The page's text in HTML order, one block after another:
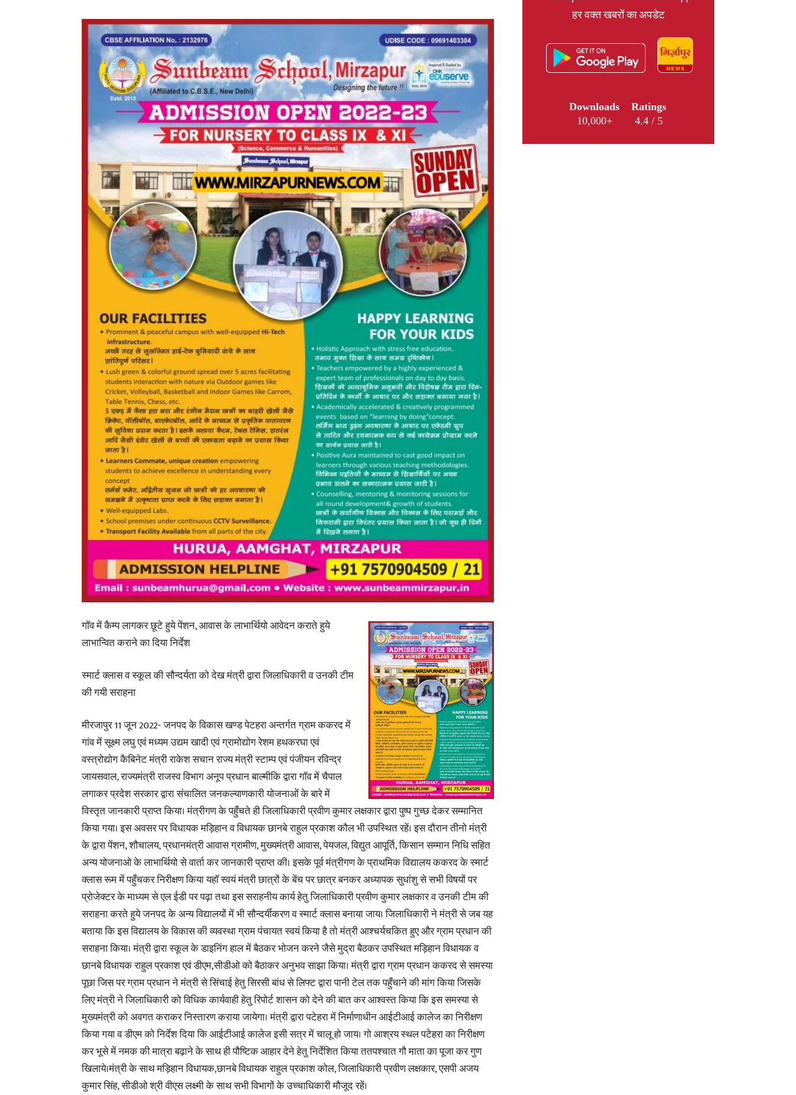
News,
Latest
News
in
Hindi,
Today
Hindi
News
Paper
गाॅव में कैम्प लागकर छूटे हुये पेंशन, आवास के लाभार्थियो आवेदन कराते हुये
लाभान्वित कराने का दिया निर्देश
स्मार्ट क्लास व स्कूल की सौन्दर्यता को देख मंत्री द्वारा जिलाधिकारी व उनकी टीम
की गयी सराहना
मीरजापुर 11 जून 2022- जनपद के विकास खण्ड पेटहरा अन्तर्गत ग्राम ककरद में
गांव में सूक्ष्म लघु एवं मध्यम उद्यम खादी एवं ग्रामोद्योग रेशम हथकरघा एवं
वस्त्रोद्योग कैबिनेट मंत्री राकेश सचान राज्य मंत्री स्टाम्प एवं पंजीयन रविन्द्र
जायसवाल, राज्यमंत्री राजस्व विभाग अनूप प्रधान बाल्मीकि द्वारा गाॅव में चैपाल
लगाकर प्रदेश सरकार द्वारा संचालित जनकल्याणकारी योजनाओं के बारे में
विस्तृत जानकारी प्राप्त किया। मंत्रीगण के पहुँचते ही जिलाधिकारी प्रवीण कुमार लक्षकार द्वारा पुष्प गुच्छ देकर सम्मानित
किया गया। इस अवसर पर विधायक मड़िहान व विधायक छानबे राहुल प्रकाश कौल भी उपस्थित रहें। इस दौरान तीनो मंत्री
के द्वारा पेंशन, शौचालय, प्रधानमंत्री आवास ग्रामीण, मुख्यमंत्री आवास, पेयजल, विद्युत आपूर्ति, किसान सम्मान निधि सहित
अन्य योजनाओ के लाभार्थियो से वार्ता कर जानकारी प्राप्त की। इसके पूर्व मंत्रीगण के प्राथमिक विद्यालय ककरद के स्मार्ट
क्लास रूम में पहुँचकर निरीक्षण किया यहाॅ स्वयं मंत्री छात्रों के बेंच पर छात्र बनकर अध्यापक सुधांशु से सभी विषयों पर
प्रोजेक्टर के माध्यम से एल ईडी पर पढ़ा तथा इस सराहनीय कार्य हेतु जिलाधिकारी प्रवीण कुमार लक्षकार व उनकी टीम की
सराहना करते हुये जनपद के अन्य विद्यालयों में भी सौन्दर्यीकरण व स्मार्ट क्लास बनाया जाय। जिलाधिकारी ने मंत्री से जब यह
बताया कि इस विद्यालय के विकास की व्यवस्था ग्राम पंचायत स्वयं किया है तो मंत्री आश्चर्यचकित हुए और ग्राम प्रधान की
सराहना किया। मंत्री द्वारा स्कूल के डाइनिंग हाल में बैठकर भोजन करने जैसे मुद्रा बैठकर उपस्थित मड़िहान विधायक व
छानबे विधायक राहुल प्रकाश एवं डीएम,सीडीओ को बैठाकर अनुभव साझा किया। मंत्री द्वारा ग्राम प्रधान ककरद से समस्या
पूछा जिस पर ग्राम प्रधान ने मंत्री से सिंचाई हेतु सिरसी बांध से लिफ्ट द्वारा पानी टेल तक पहुँचाने की मांग किया जिसके
लिए मंत्री ने जिलाधिकारी को विधिक कार्यवाही हेतु रिपोर्ट शासन को देने की बात कर आश्वस्त किया कि इस समस्या से
मुख्यमंत्री को अवगत कराकर निस्तारण कराया जायेगा। मंत्री द्वारा पटेहरा में निर्माणाधीन आईटीआई कालेज का निरीक्षण
किया गया व डीएम को निर्देश दिया कि आईटीआई कालेज इसी सत्र में चालू हो जाय। गो आश्रय स्थल पटेहरा का निरीक्षण
कर भूसे में नमक की मात्रा बढ़ाने के साथ ही पौष्टिक आहार देने हेतु निर्देशित किया ततपश्चात गौ माता का पूजा कर गुण
खिलाये।मंत्री के साथ मड़िहान विधायक,छानबे विधायक राहुल प्रकाश कोल, जिलाधिकारी प्रवीण लक्षकार, एसपी अजय
कुमार सिंह, सीडीओ श्री वीएस लक्ष्मी के साथ सभी विभागों के उच्चाधिकारी मौजूद रहें।
हर वक्त खबरों का अपडेट
Downloads
10,000+
Ratings
4.4 / 5